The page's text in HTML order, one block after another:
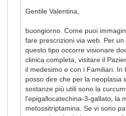
Gentile Valentina,
buongiorno. Come puoi
fare prescrizioni via web. Per
questo tipo occorre visionare
clinica completa, visitare il
il medesimo e con i Familiari. In
posso dire che per la neoplasia
sostanze più utili sono la
l'epigallocatechina-3-gallato, la
metossitriptamina. Se vi sono